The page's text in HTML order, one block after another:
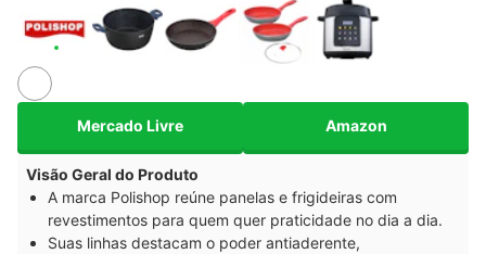
Mercado Livre Amazon
Visão Geral do Produto
A marca Polishop reúne panelas e frigideiras com
revestimentos para quem quer praticidade no dia a dia.
Suas linhas destacam o poder antiaderente,